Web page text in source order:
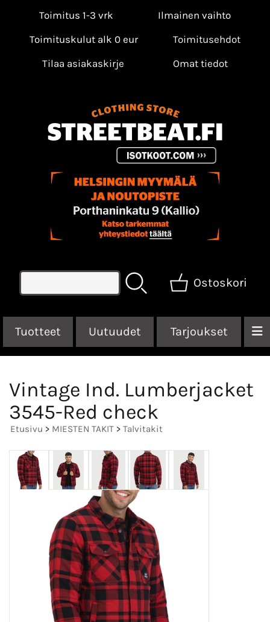
Toimitus 1-3 vrk
Ilmainen vaihto
Toimituskulut alk 0 eur
Toimitusehdot
Tilaa asiakaskirje
Omat tiedot
Ostoskori
Tuotteet Uutuudet Tarjoukset
Vintage Ind. Lumberjacket
3545-Red check
Etusivu > MIESTEN TAKIT > Talvitakit